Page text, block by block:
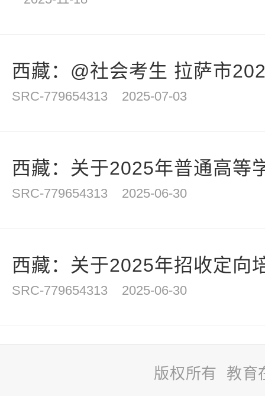
西藏：@社会考生 拉萨市
SRC-779654313 2025-07-03
西藏：关于2025年普通高等
SRC-779654313 2025-06-30
西藏：关于2025年招收定向
SRC-779654313 2025-06-30
版权所有 教育